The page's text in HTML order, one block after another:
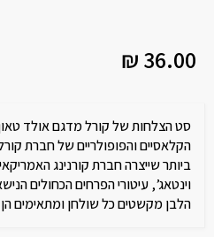
₪ 36.00
סט הצלחות של קורל מדגם אולד
הקלאסיים והפופולריים של חברת
ביותר שייצרה חברת קורנינג
וינטאג’, עיטורי הפרחים הכחולים
הלבן מקשטים כל שולחן ומתאימים הן